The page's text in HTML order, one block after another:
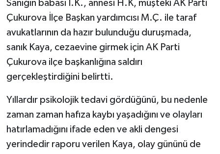
Sanığın babası İ.K., annesi H.K, müşteki AK Parti
Çukurova İlçe Başkan yardımcısı M.Ç. ile taraf
avukatlarının da hazır bulunduğu duruşmada,
sanık Kaya, cezaevine girmek için AK Parti
Çukurova ilçe başkanlığına saldırı
gerçekleştirdiğini belirtti.
Yıllardır psikolojik tedavi gördüğünü, bu nedenle
zaman zaman hafıza kaybı yaşadığını ve olayları
hatırlamadığını ifade eden ve akli dengesi
yerindedir raporu verilen Kaya, olay gününü de